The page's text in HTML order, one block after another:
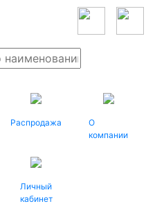
Распродажа
О
компании
Личный
кабинет